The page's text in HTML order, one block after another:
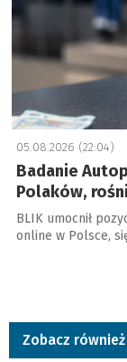
05.08.2026 (22:04)
Badanie
Polaków,
BLIK umocnił
online w Polsce,
Zobacz również